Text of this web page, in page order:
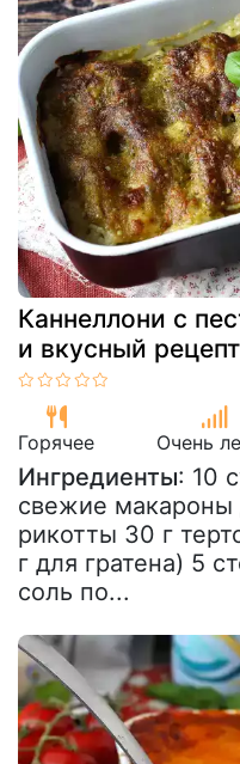
Каннеллони с
и вкусный рецепт
Горячее Очень
Ингредиенты: 10
свежие макароны
рикотты 30 г
г для гратена) 5
соль по...